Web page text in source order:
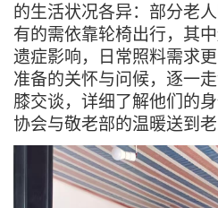
的生活状况各异：部分老
有的需依靠轮椅出行，其
遗症影响，日常照料需求
准备的关怀与问候，逐一
膝交谈，详细了解他们的
协会与敬老部的温暖送到老